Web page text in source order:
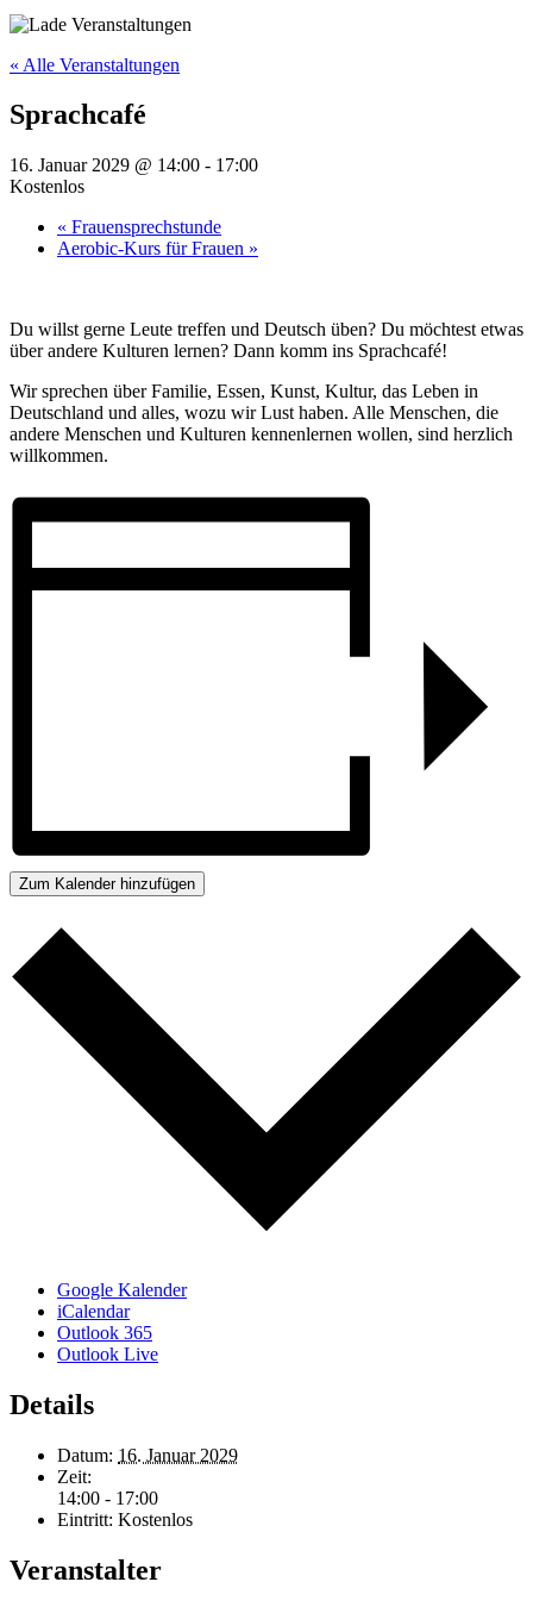
« Alle Veranstaltungen
Sprachcafé
16. Januar 2029 @ 14:00 - 17:00
Kostenlos
« Frauensprechstunde
Aerobic-Kurs für Frauen »
Du willst gerne Leute treffen und Deutsch üben? Du möchtest etwas
über andere Kulturen lernen? Dann komm ins Sprachcafé!
Wir sprechen über Familie, Essen, Kunst, Kultur, das Leben in
Deutschland und alles, wozu wir Lust haben. Alle Menschen, die
andere Menschen und Kulturen kennenlernen wollen, sind herzlich
willkommen.
Zum Kalender hinzufügen
Google Kalender
iCalendar
Outlook 365
Outlook Live
Details
Datum: 16. Januar 2029
Zeit:
14:00 - 17:00
Eintritt: Kostenlos
Veranstalter